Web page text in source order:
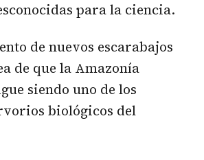
para la ciencia.
de nuevos escarabajos
de que la Amazonía
siendo uno de los
biológicos del